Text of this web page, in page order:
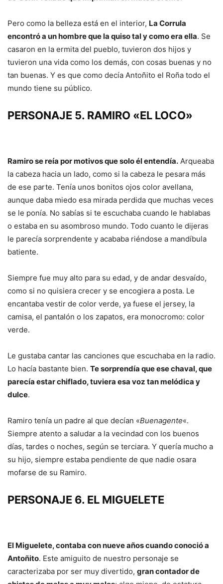
Pero como la belleza está en el interior, La Corrula
encontró a un hombre que la quiso tal y como era ella. Se
casaron en la ermita del pueblo, tuvieron dos hijos y
tuvieron una vida como los demás, con cosas buenas y no
tan buenas. Y es que como decía Antoñito el Roña todo el
mundo tiene su público.
PERSONAJE 5. RAMIRO «EL LOCO»
Ramiro se reía por motivos que solo él entendía. Arqueaba
la cabeza hacia un lado, como si la cabeza le pesara más
de ese parte. Tenía unos bonitos ojos color avellana,
aunque daba miedo esa mirada perdida que muchas veces
se le ponía. No sabías si te escuchaba cuando le hablabas
o estaba en su asombroso mundo. Todo cuanto le dijeras
le parecía sorprendente y acababa riéndose a mandíbula
batiente.
Siempre fue muy alto para su edad, y de andar desvaído,
como si no quisiera crecer y se encogiera a posta. Le
encantaba vestir de color verde, ya fuese el jersey, la
camisa, el pantalón o los zapatos, era monocromo: color
verde.
Le gustaba cantar las canciones que escuchaba en la radio.
Lo hacía bastante bien. Te sorprendía que ese chaval, que
parecía estar chiflado, tuviera esa voz tan melódica y
dulce.
Ramiro tenía un padre al que decían «Buenagente«.
Siempre atento a saludar a la vecindad con los buenos
días, tardes o noches, según se terciara. Y quería mucho a
su hijo, siempre estaba pendiente de que nadie osara
mofarse de su Ramiro.
PERSONAJE 6. EL MIGUELETE
El Miguelete, contaba con nueve años cuando conoció a
Antoñito. Este amiguito de nuestro personaje se
caracterizaba por ser muy divertido, gran contador de